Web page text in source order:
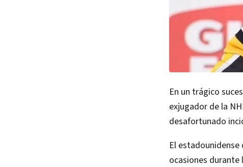
En un trágico
exjugador de la
desafortunado
El
ocasiones durante